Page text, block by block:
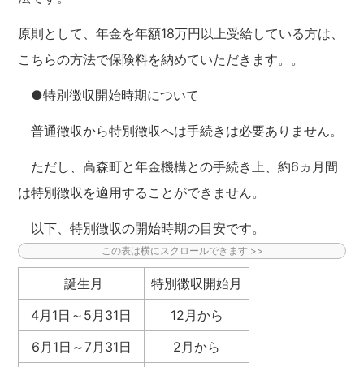
原則として、年金を年額18万円以上受給している方は、
こちらの方法で保険料を納めていただきます。。
●特別徴収開始時期について
普通徴収から特別徴収へは手続きは必要ありません。
ただし、高森町と年金機構との手続き上、約6ヵ月間
は特別徴収を適用することができません。
以下、特別徴収の開始時期の目安です。
誕生月
特別徴収開始月
4月1日～5月31日
12月から
6月1日～7月31日
2月から